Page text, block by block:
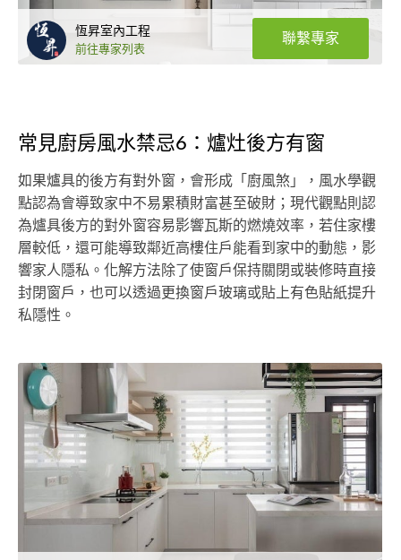
恆昇室內工程
前往專家列表
聯繫專家
常見廚房風水禁忌6：爐灶後方有窗
如果爐具的後方有對外窗，會形成「廚風煞」，風水學觀
點認為會導致家中不易累積財富甚至破財；現代觀點則認
為爐具後方的對外窗容易影響瓦斯的燃燒效率，若住家樓
層較低，還可能導致鄰近高樓住戶能看到家中的動態，影
響家人隱私。化解方法除了使窗戶保持關閉或裝修時直接
封閉窗戶，也可以透過更換窗戶玻璃或貼上有色貼紙提升
私隱性。